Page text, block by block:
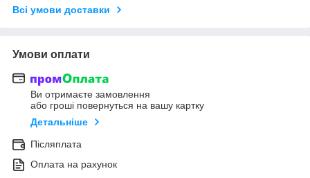
Всі умови доставки
Умови оплати
Ви отримаєте замовлення
або гроші повернуться на вашу картку
Детальніше
Післяплата
Оплата на рахунок